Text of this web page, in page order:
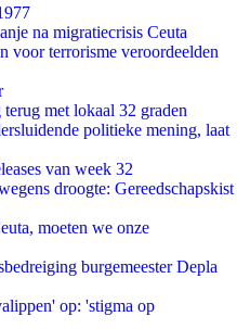
na migratiecrisis Ceuta
voor terrorisme veroordeelden
met lokaal 32 graden
politieke mening, laat
van week 32
droogte: Gereedschapskist
moeten we onze
burgemeester Depla
op: 'stigma op